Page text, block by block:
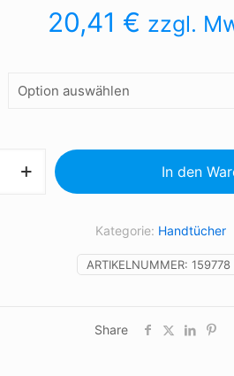
20,41 € zzgl.
In den
ARTIKELNUMMER: 159778
Kategorie: Handtücher
Share